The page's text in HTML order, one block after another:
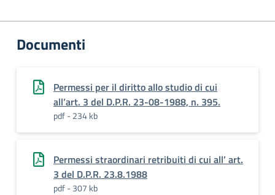
Documenti
Permessi per il diritto allo studio di cui
all’art. 3 del D.P.R. 23-08-1988, n. 395.
pdf - 234 kb
Permessi straordinari retribuiti di cui all’ art.
3 del D.P.R. 23.8.1988
pdf - 307 kb